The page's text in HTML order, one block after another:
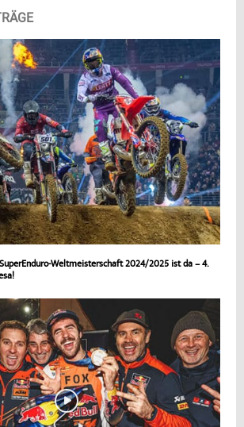
Weltmeisterschaft 2024/2025 ist da – 4.